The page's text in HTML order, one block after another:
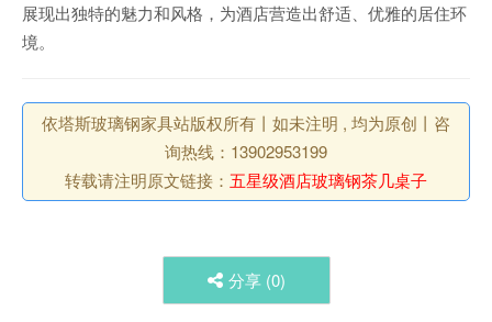
展现出独特的魅力和风格，为酒店营造出舒适、优雅的居住环
境。
依塔斯玻璃钢家具站版权所有丨如未注明 , 均为原创丨咨
询热线：13902953199
转载请注明原文链接： 五星级酒店玻璃钢茶几桌子
分享 (0)